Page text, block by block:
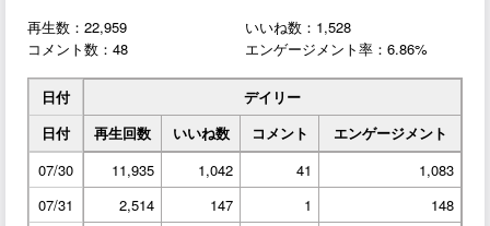
再生数：22,959
いいね数：1,528
コメント数：48
エンゲージメント率：6.86%
日付
デイリー
日付
再生回数 いいね数 コメント
エンゲージメント
07/30
11,935 1,042 41
1,083
07/31
2,514 147 1
148